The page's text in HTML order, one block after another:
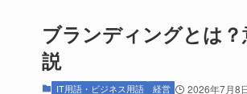
ブランディングとは
説
IT用語・ビジネス用語 経営 2026年7月8